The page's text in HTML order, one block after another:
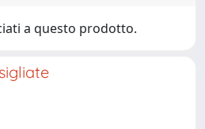
a questo prodotto.